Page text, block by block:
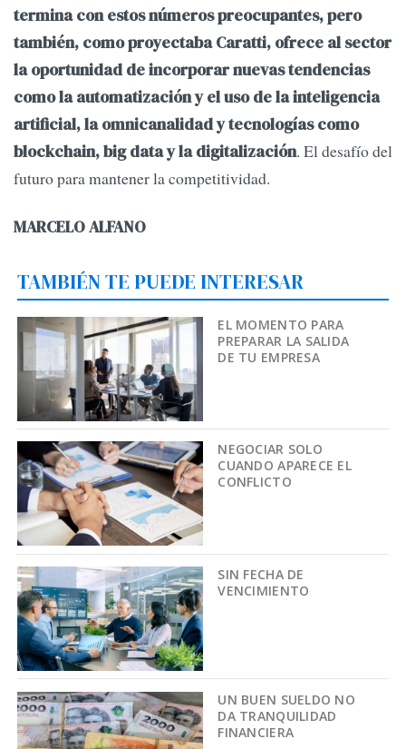
termina con estos números preocupantes, pero
también, como proyectaba Caratti, ofrece al sector
la oportunidad de incorporar nuevas tendencias
como la automatización y el uso de la inteligencia
artificial, la omnicanalidad y tecnologías como
blockchain, big data y la digitalización. El desafío del
futuro para mantener la competitividad.
MARCELO ALFANO
TAMBIÉN TE PUEDE INTERESAR
EL MOMENTO PARA
PREPARAR LA SALIDA
DE TU EMPRESA
NEGOCIAR SOLO
CUANDO APARECE EL
CONFLICTO
SIN FECHA DE
VENCIMIENTO
UN BUEN SUELDO NO
DA TRANQUILIDAD
FINANCIERA